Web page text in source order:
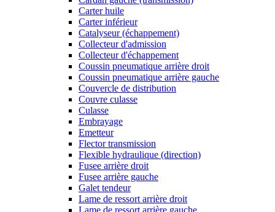
Carter huile
Carter inférieur
Catalyseur (échappement)
Collecteur d'admission
Collecteur d'échappement
Coussin pneumatique arrière droit
Coussin pneumatique arrière gauche
Couvercle de distribution
Couvre culasse
Culasse
Embrayage
Emetteur
Flector transmission
Flexible hydraulique (direction)
Fusee arrière droit
Fusee arrière gauche
Galet tendeur
Lame de ressort arrière droit
Lame de ressort arrière gauche